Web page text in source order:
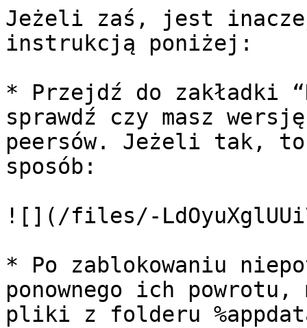
Jeżeli zaś, jest
instrukcją poniżej:
* Przejdź do zakładki
sprawdź czy masz
peersów. Jeżeli tak,
sposób:
![](/files/-
* Po zablokowaniu
ponownego ich
pliki z folderu